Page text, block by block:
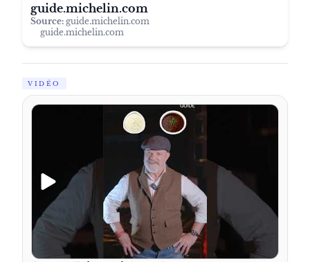
guide.michelin.com
Source: guide.michelin.com
guide.michelin.com
VIDÉO